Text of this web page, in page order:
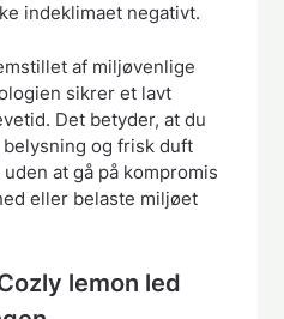
indeklimaet negativt.
af miljøvenlige
sikrer et lavt
Det betyder, at du
og frisk duft
at gå på kompromis
eller belaste miljøet
lemon led